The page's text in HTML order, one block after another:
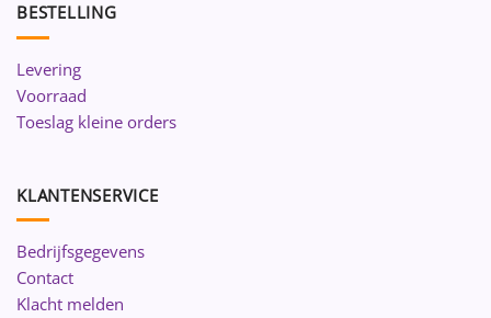
BESTELLING
Levering
Voorraad
Toeslag kleine orders
KLANTENSERVICE
Bedrijfsgegevens
Contact
Klacht melden